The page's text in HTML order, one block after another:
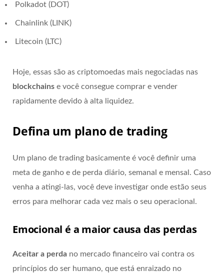
Polkadot (DOT)
Chainlink (LINK)
Litecoin (LTC)
Hoje, essas são as criptomoedas mais negociadas nas
blockchains e você consegue comprar e vender
rapidamente devido à alta liquidez.
Defina um plano de trading
Um plano de trading basicamente é você definir uma
meta de ganho e de perda diário, semanal e mensal. Caso
venha a atingi-las, você deve investigar onde estão seus
erros para melhorar cada vez mais o seu operacional.
Emocional é a maior causa das perdas
Aceitar a perda no mercado financeiro vai contra os
princípios do ser humano, que está enraizado no